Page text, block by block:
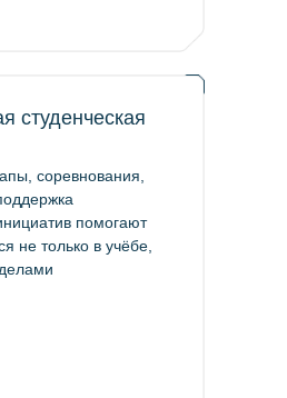
студенческая
соревнования,
помогают
не только в учёбе,